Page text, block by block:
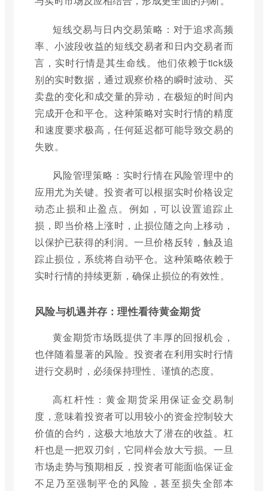
短线交易与日内交易策略：对于追求高频
率、小波段收益的短线交易者和日内交易者而
言，实时行情是其生命线。他们依赖于tick级
别的实时数据，通过观察价格的瞬时波动、买
卖盘的变化和成交量的异动，在极短的时间内
完成开仓和平仓。这种策略对实时行情的精度
和速度要求极高，任何延迟都可能导致交易的
失败。
风险管理策略：实时行情在风险管理中的
应用尤为关键。投资者可以根据实时价格设定
动态止损和止盈点。例如，可以设置追踪止
损，即当价格上涨时，止损位随之向上移动，
以保护已获得的利润。一旦价格反转，触及追
踪止损位，系统将自动平仓。这种策略依赖于
实时行情的持续更新，确保止损位的有效性。
风险与机遇并存：理性看待黄金期货
黄金期货市场既提供了丰厚的回报机会，
也伴随着显著的风险。投资者在利用实时行情
进行交易时，必须保持理性、谨慎的态度。
高杠杆性：黄金期货采用保证金交易制
度，意味着投资者可以用较小的资金控制较大
价值的合约，这极大地放大了潜在的收益。杠
杆也是一把双刃剑，它同样会放大亏损。一旦
市场走势与预期相反，投资者可能面临保证金
不足乃至强制平仓的风险，甚至损失全部本